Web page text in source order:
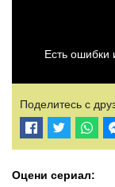
Есть
Поделитесь с
Оцени сериал: